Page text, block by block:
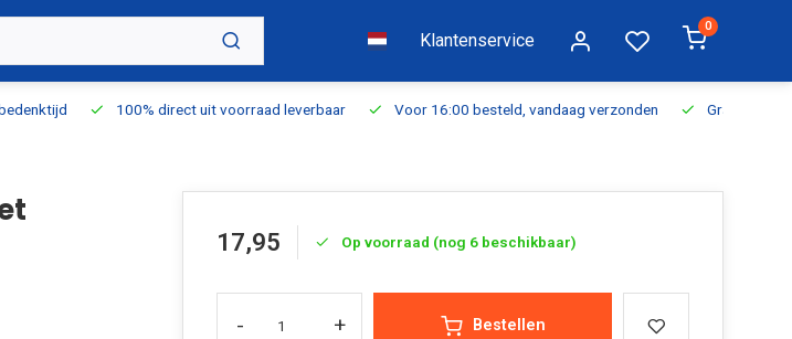
Klantenservice
0
100% direct uit voorraad leverbaar Voor 16:00 besteld, vandaag verzonden Gratis
17,95 Op voorraad (nog 6 beschikbaar)
- + Bestellen